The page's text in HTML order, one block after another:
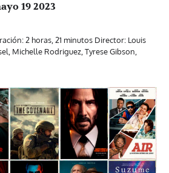
19 2023
2 horas, 21 minutos Director: Louis
Michelle Rodriguez, Tyrese Gibson,